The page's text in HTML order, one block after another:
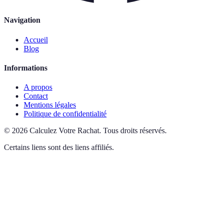
Navigation
Accueil
Blog
Informations
A propos
Contact
Mentions légales
Politique de confidentialité
© 2026 Calculez Votre Rachat. Tous droits réservés.
Certains liens sont des liens affiliés.